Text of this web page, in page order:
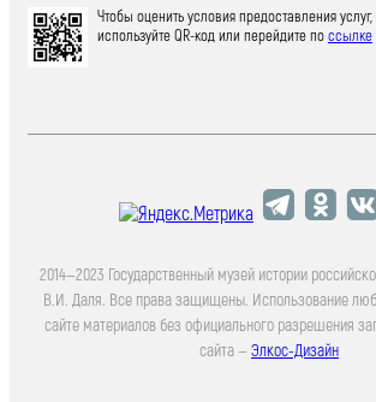
Чтобы оценить условия предоставления услуг,
используйте QR-код или перейдите поссылке
2014—2023 Государственный музей истории
В.И. Даля. Все права защищены. Использование
сайте материалов без официального разрешения
сайта — Элкос-Дизайн